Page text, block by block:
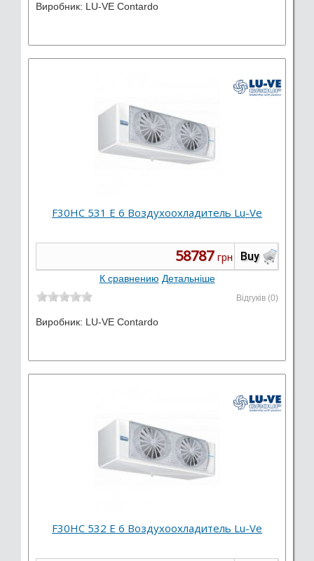
Виробник: LU-VE Contardo
F30HC 531 E 6 Воздухоохладитель Lu-Ve
Buy
58787 грн
К сравнению Детальніше
Відгуків (0)
Виробник: LU-VE Contardo
F30HC 532 E 6 Воздухоохладитель Lu-Ve